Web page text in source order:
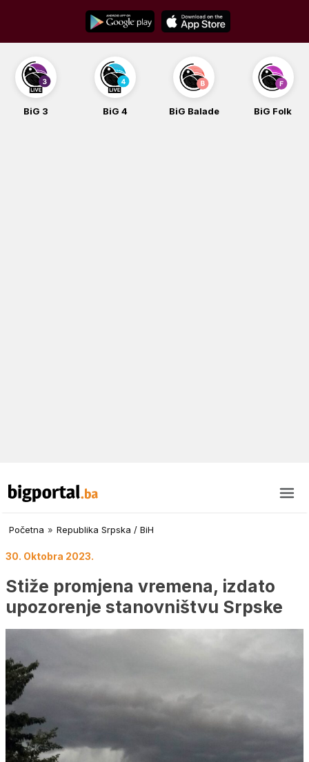
content
BiG 3 BiG 4 BiG Balade BiG Folk
Početna » Republika Srpska / BiH
30. Oktobra 2023.
Stiže promjena vremena, izdato
upozorenje stanovništvu Srpske